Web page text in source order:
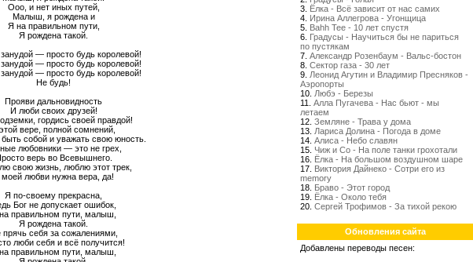
Ооо, и нет иных путей,
Малыш, я рождена и
Я на правильном пути,
Я рождена такой.
— просто будь королевой!
— просто будь королевой!
— просто будь королевой!
Не будь!
Прояви дальновидность
И люби своих друзей!
гордись своей правдой!
вере, полной сомнений,
собой и уважать свою юность.
любовники — это не грех,
верь во Всевышнего.
свою жизнь, люблю этот трек,
любви нужна вера, да!
Я по-своему прекрасна,
Бог не допускает ошибок,
правильном пути, малыш,
Я рождена такой.
прячь себя за сожалениями,
люби себя и всё получится!
правильном пути, малыш,
3. Ёлка - Всё зависит от нас самих
4. Ирина Аллегрова - Угонщица
5. Bahh Tee - 10 лет спустя
6. Градусы - Научиться бы не париться
по пустякам
7. Александр Розенбаум - Вальс-бостон
8. Сектор газа - 30 лет
9. Леонид Агутин и Владимир Пресняков -
Аэропорты
10. Любэ - Березы
11. Алла Пугачева - Нас бьют - мы
летаем
12. Земляне - Трава у дома
13. Лариса Долина - Погода в доме
14. Алиса - Небо славян
15. Чиж и Со - На поле танки грохотали
16. Ёлка - На большом воздушном шаре
17. Виктория Дайнеко - Сотри его из
memory
18. Браво - Этот город
19. Ёлка - Около тебя
20. Сергей Трофимов - За тихой рекою
Обновления сайта
Добавлены переводы песен: